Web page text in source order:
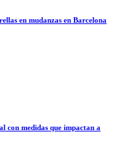
en mudanzas en Barcelona
con medidas que impactan a